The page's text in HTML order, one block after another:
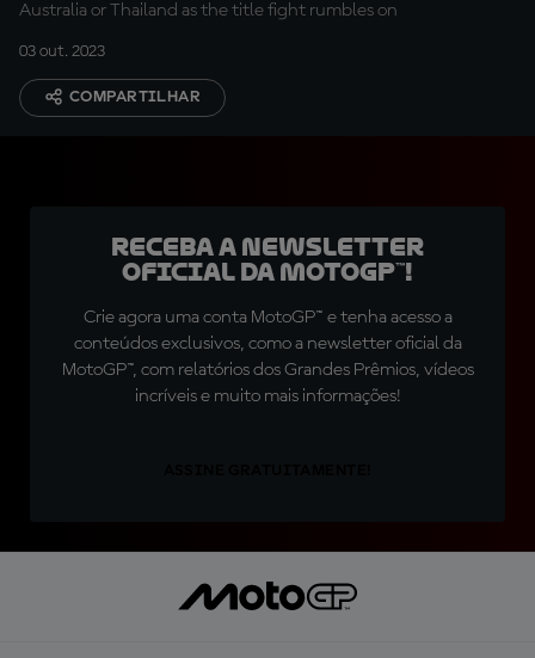
Australia or Thailand as the title fight rumbles on
03 out. 2023
COMPARTILHAR
Receba a newsletter
oficial da MotoGP™!
Crie agora uma conta MotoGP™ e tenha acesso a
conteúdos exclusivos, como a newsletter oficial da
MotoGP™, com relatórios dos Grandes Prêmios, vídeos
incríveis e muito mais informações!